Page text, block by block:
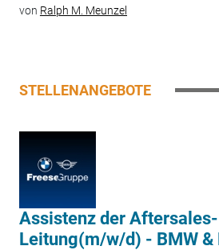
von Ralph M. Meunzel
STELLENANGEBOTE
Assistenz der Aftersales-
Leitung(m/w/d) - BMW &